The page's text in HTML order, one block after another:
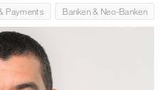
Payments Banken & Neo-Banken